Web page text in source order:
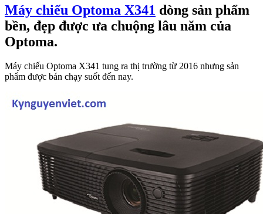
Máy chiếu Optoma X341 dòng sản phẩm
bền, đẹp được ưa chuộng lâu năm của
Optoma.
Máy chiếu Optoma X341 tung ra thị trường từ 2016 nhưng sản
phẩm được bán chạy suốt đến nay.